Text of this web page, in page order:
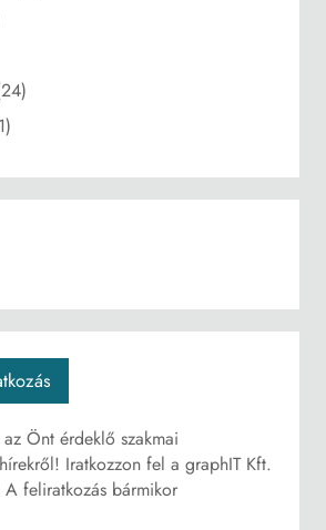
Önt érdeklő szakmai
Iratkozzon fel a graphIT Kft.
feliratkozás bármikor